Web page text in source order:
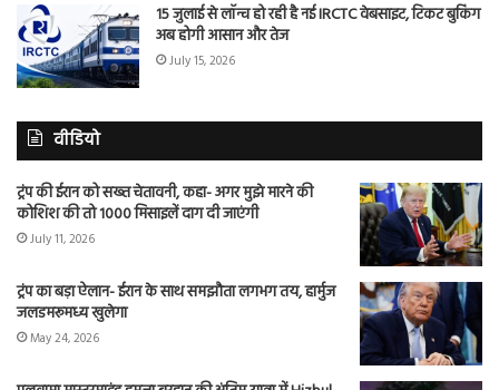
15 जुलाई से लॉन्च हो रही है नई IRCTC वेबसाइट, टिकट बुकिंग
अब होगी आसान और तेज
July 15, 2026
वीडियो
ट्रंप की ईरान को सख्त चेतावनी, कहा- अगर मुझे मारने की
कोशिश की तो 1000 मिसाइलें दाग दी जाएंगी
July 11, 2026
ट्रंप का बड़ा ऐलान- ईरान के साथ समझौता लगभग तय, हार्मुज
जलडमरूमध्य खुलेगा
May 24, 2026